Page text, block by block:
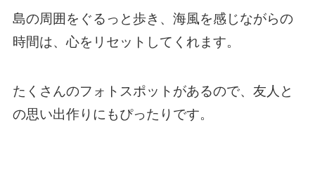
島の周囲をぐるっと歩き、海風を感じながらの
時間は、心をリセットしてくれます。
たくさんのフォトスポットがあるので、友人と
の思い出作りにもぴったりです。